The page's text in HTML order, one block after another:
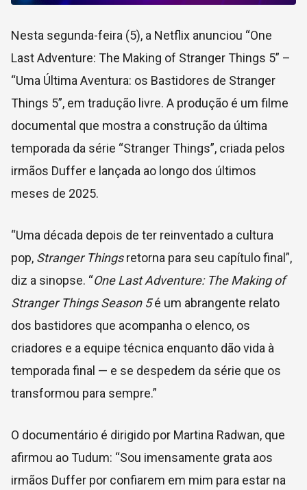
Nesta segunda-feira (5), a Netflix anunciou “One
Last Adventure: The Making of Stranger Things 5” –
“Uma Última Aventura: os Bastidores de Stranger
Things 5”, em tradução livre. A produção é um filme
documental que mostra a construção da última
temporada da série “Stranger Things”, criada pelos
irmãos Duffer e lançada ao longo dos últimos
meses de 2025.
“Uma década depois de ter reinventado a cultura
pop, Stranger Thingsretorna para seu capítulo final”,
diz a sinopse. “One Last Adventure: The Making of
Stranger Things Season 5é um abrangente relato
dos bastidores que acompanha o elenco, os
criadores e a equipe técnica enquanto dão vida à
temporada final — e se despedem da série que os
transformou para sempre.”
O documentário é dirigido por Martina Radwan, que
afirmou ao Tudum: “Sou imensamente grata aos
irmãos Duffer por confiarem em mim para estar na